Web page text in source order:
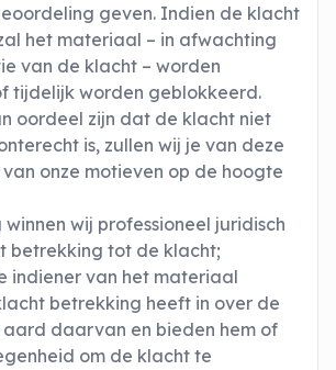
geven. Indien de klacht
het materiaal – in afwachting
van de klacht – worden
tijdelijk worden geblokkeerd.
oordeel zijn dat de klacht niet
is, zullen wij je van deze
van onze motieven op de hoogte
wij professioneel juridisch
betrekking tot de klacht;
indiener van het materiaal
betrekking heeft in over de
daarvan en bieden hem of
om de klacht te